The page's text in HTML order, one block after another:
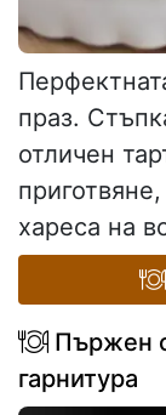
праз.
отличен
хареса на
Пържен
гарнитура